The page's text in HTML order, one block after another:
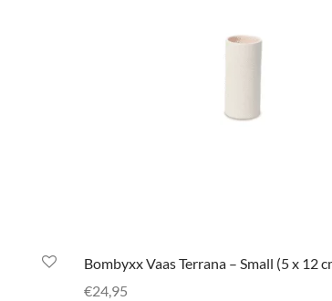
Bombyxx Vaas Terrana – Small (5 x 12
€24,95